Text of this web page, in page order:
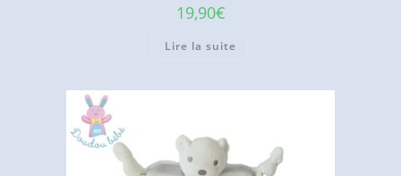
19,90€
Lire la suite